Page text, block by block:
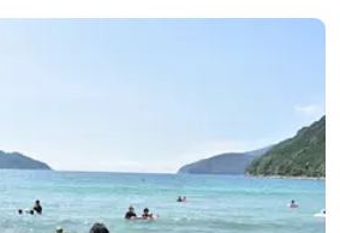
ドや伝承療法からモダンテクニックまで